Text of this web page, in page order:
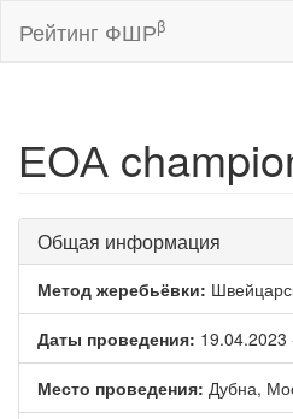
Рейтинг ФШРβ
ЕОА
Общая информация
Метод жеребьёвки:
Даты проведения: 19.04.2023
Место проведения: Дубна,